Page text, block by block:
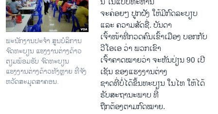
ພະນັກງານປະຈຳ ສູນບໍລິການ
ຈົດທະບຽນ ແຮງງານຕ່າງດ້າວ
ຕຽມພ້ອມຮັບ ຈົດທະບຽນ
ແຮງງານຕ່າງດ້າວທັງຫຼາຍ ທີ່ຈັງ
ຫວັດສະມຸດສາຄອນ.
ຈະຄ່ອຍໆ ປູກຝັງ ໃຫ້ມີ​ກົດ​ລະບຽບ ​
ແລະ ຄວາມ​ສັດ​ຊື່. ບັນດາ
​ເຈົ້າໜ້າ​ທີ່​ກວດ​ຄົນ​ເຂົ້າ​ເມືອງ ບອກ​ກັບ
ວີ​ໂອ​ເອ ວ່າ ພວກ​ເຂົາ
ເຈົ້າຄາດ​ໝາຍວ່າ​ ຈະ​ຫັນປ່ຽນ 90 ​ເປີ​
ເຊັນ ຂອງ​ແຮງ​ງານຕ່າງ​
ຊາດ​ທີ່​ບໍ່​ໄດ້​ຂຶ້ນທະບຽນ ​ໃນໄທ ​ໃຫ້ໄດ້​
ຮັບ​ສະຖານະ​ພາບ ​ທີ່​
ຖືກຕ້ອງຕາມ​ກົດໝາຍ.